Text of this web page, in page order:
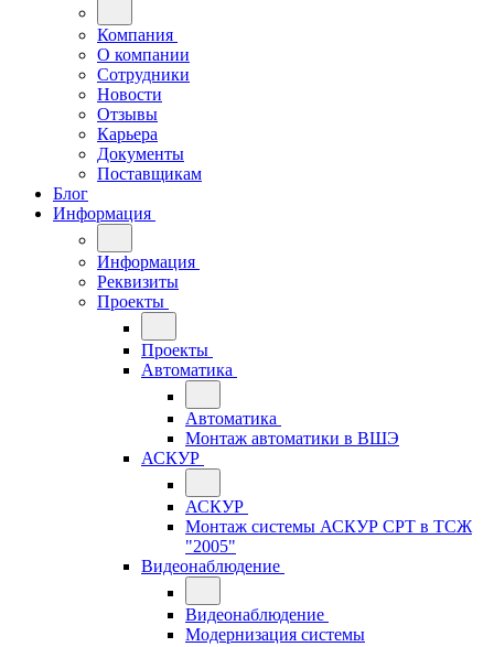
Компания
О компании
Сотрудники
Новости
Отзывы
Карьера
Документы
Поставщикам
Блог
Информация
Информация
Реквизиты
Проекты
Проекты
Автоматика
Автоматика
Монтаж автоматики в ВШЭ
АСКУР
АСКУР
Монтаж системы АСКУР СРТ в ТСЖ
"2005"
Видеонаблюдение
Видеонаблюдение
Модернизация системы